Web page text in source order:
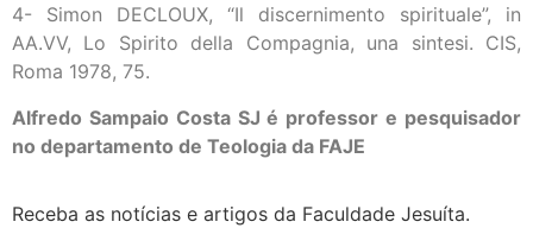
4- Simon DECLOUX, “Il discernimento spirituale”, in
AA.VV, Lo Spirito della Compagnia, una sintesi. CIS,
Roma 1978, 75.
Alfredo Sampaio Costa SJ é professor e pesquisador
no departamento de Teologia da FAJE
Receba as notícias e artigos da Faculdade Jesuíta.